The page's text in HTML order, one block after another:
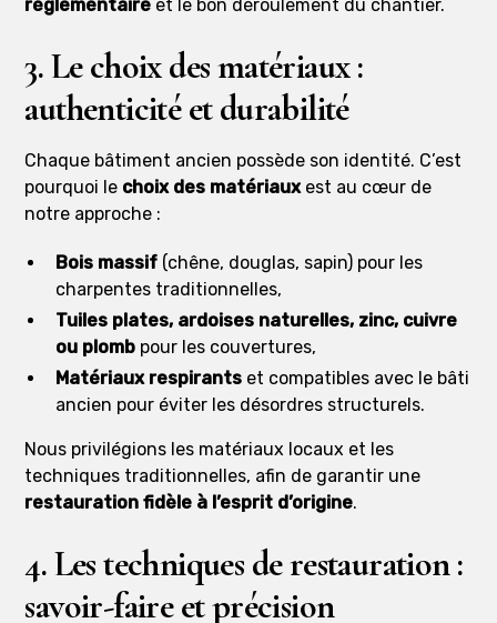
réglementaire et le bon déroulement du chantier.
3. Le choix des matériaux :
authenticité et durabilité
Chaque bâtiment ancien possède son identité. C’est
pourquoi le choix des matériauxest au cœur de
notre approche :
Bois massif (chêne, douglas, sapin) pour les
charpentes traditionnelles,
Tuiles plates, ardoises naturelles, zinc, cuivre
ou plomb pour les couvertures,
Matériaux respirants et compatibles avec le bâti
ancien pour éviter les désordres structurels.
Nous privilégions les matériaux locaux et les
techniques traditionnelles, afin de garantir une
restauration fidèle à l’esprit d’origine.
4. Les techniques de restauration :
savoir-faire et précision